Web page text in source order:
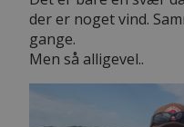
der er noget vind.
gange.
Men så alligevel..